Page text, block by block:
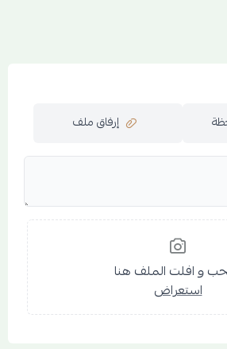
ومجتمعاتك المختلفة.
الكمثرى
- اخشاب الارز - جلود
إرفاق ملف
و افلت الملف هنا
استعراض